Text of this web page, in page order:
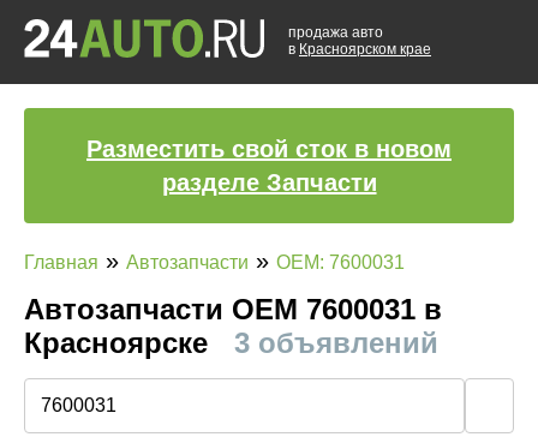
продажа авто
в Красноярском крае
Разместить свой сток в новом
разделе Запчасти
Главная » Автозапчасти » OEM: 7600031
Автозапчасти ОЕМ 7600031 в
Красноярске
3 объявлений